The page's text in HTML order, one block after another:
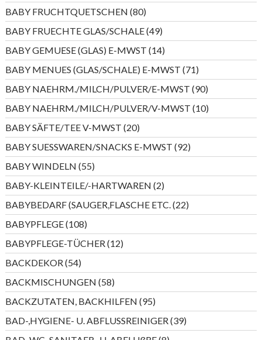
Produkte
BABY FRUCHTQUETSCHEN 8080
Produkte
BABY FRUECHTE GLAS/SCHALE 4949
Produkte
BABY GEMUESE (GLAS) E-MWST 1414
Produkte
BABY MENUES (GLAS/SCHALE) E-MWST 7171
Produkte
BABY NAEHRM./MILCH/PULVER/E-MWST 9090
Produkte
BABY NAEHRM./MILCH/PULVER/V-MWST 1010
Produkte
BABY SÄFTE/TEE V-MWST 2020
Produkte
BABY SUESSWAREN/SNACKS E-MWST 9292
Produkte
BABY WINDELN 5555
Produkte
BABY-KLEINTEILE/-HARTWAREN 22
Produkte
BABYBEDARF (SAUGER,FLASCHE ETC. 2222
Produkte
BABYPFLEGE 108108
Produkte
BABYPFLEGE-TÜCHER 1212
Produkte
BACKDEKOR 5454
Produkte
BACKMISCHUNGEN 5858
Produkte
BACKZUTATEN, BACKHILFEN 9595
Produkte
BAD-,HYGIENE- U. ABFLUSSREINIGER 3939
Produkte